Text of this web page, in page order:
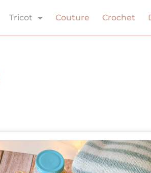
Tricot Couture Crochet